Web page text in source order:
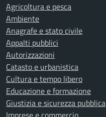
Agricoltura e pesca
Ambiente
Anagrafe e stato civile
Appalti pubblici
Autorizzazioni
Catasto e urbanistica
Cultura e tempo libero
Educazione e formazione
Giustizia e sicurezza pubblica